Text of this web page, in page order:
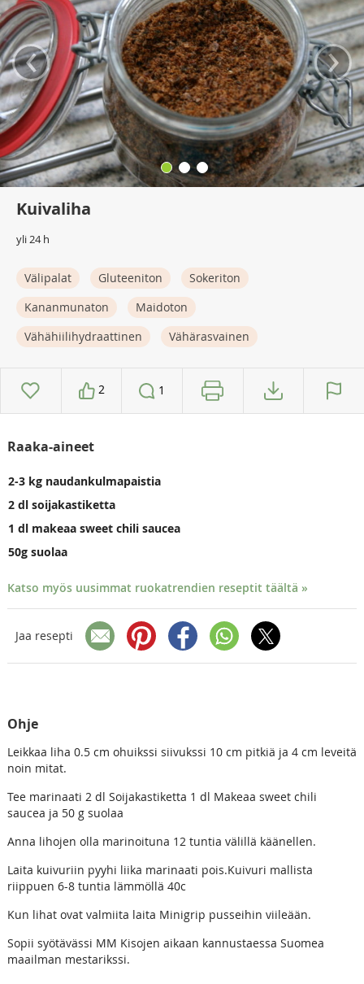
‹ ›
Kuivaliha
yli 24 h
Välipalat Gluteeniton
Sokeriton
Kananmunaton
Maidoton
Vähähiilihydraattinen
Vähärasvainen
2 1
Raaka-aineet
2-3 kg naudankulmapaistia
2 dl soijakastiketta
1 dl makeaa sweet chili saucea
50g suolaa
Katso myös uusimmat ruokatrendien reseptit täältä »
Jaa resepti
Ohje
Leikkaa liha 0.5 cm ohuikssi siivukssi 10 cm pitkiä ja 4 cm leveitä
noin mitat.
Tee marinaati 2 dl Soijakastiketta 1 dl Makeaa sweet chili
saucea ja 50 g suolaa
Anna lihojen olla marinoituna 12 tuntia välillä käänellen.
Laita kuivuriin pyyhi liika marinaati pois.Kuivuri mallista
riippuen 6-8 tuntia lämmöllä 40c
Kun lihat ovat valmiita laita Minigrip pusseihin viileään.
Sopii syötävässi MM Kisojen aikaan kannustaessa Suomea
maailman mestarikssi.